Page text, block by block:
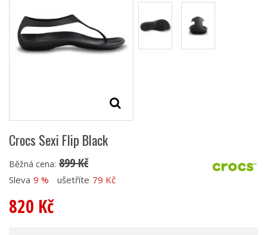
Crocs Sexi Flip Black
Běžná cena: 899 Kč
Sleva 9 % ušetříte 79 Kč
820 Kč